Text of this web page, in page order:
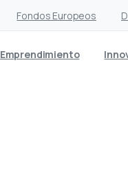
Fondos Europeos
Emprendimiento